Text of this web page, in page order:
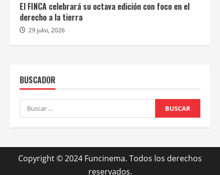
El FINCA celebrará su octava edición con foco en el
derecho a la tierra
29 julio, 2026
BUSCADOR
Buscar:
Copyright © 2024 Funcinema. Todos los derechos
reservados.